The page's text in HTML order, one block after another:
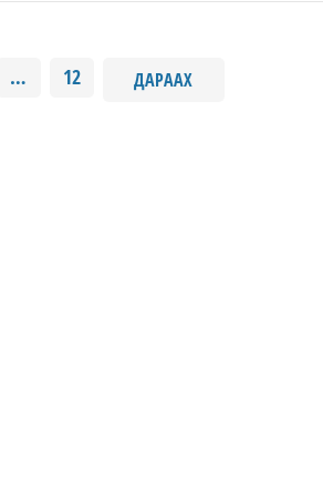
… 12 ДАРААХ